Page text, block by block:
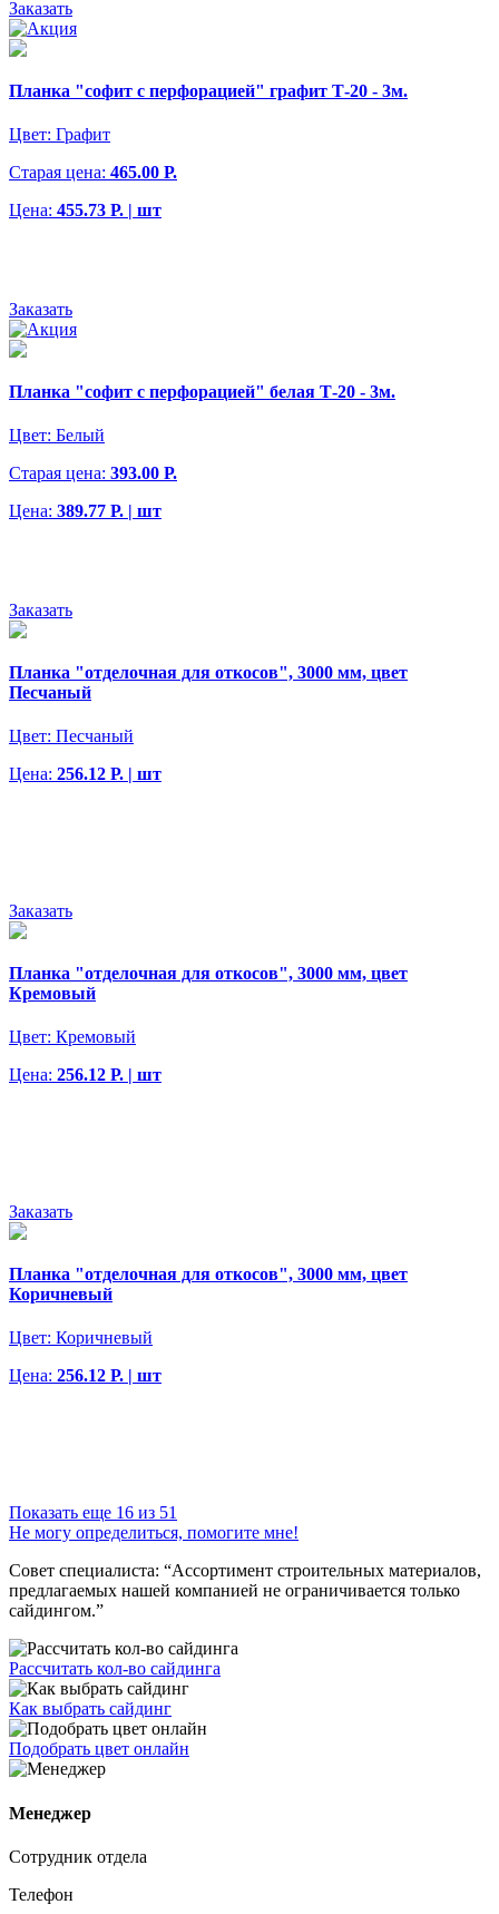
Заказать
Планка "софит с перфорацией" графит Т-20 - 3м.
Цвет: Графит
Старая цена: 465.00 Р.
Цена: 455.73 Р. | шт
Заказать
Планка "софит с перфорацией" белая Т-20 - 3м.
Цвет: Белый
Старая цена: 393.00 Р.
Цена: 389.77 Р. | шт
Заказать
Планка "отделочная для откосов", 3000 мм, цвет
Песчаный
Цвет: Песчаный
Цена: 256.12 Р. | шт
Заказать
Планка "отделочная для откосов", 3000 мм, цвет
Кремовый
Цвет: Кремовый
Цена: 256.12 Р. | шт
Заказать
Планка "отделочная для откосов", 3000 мм, цвет
Коричневый
Цвет: Коричневый
Цена: 256.12 Р. | шт
Показать еще 16 из 51
Не могу определиться, помогите мне!
Совет специалиста: “Ассортимент строительных материалов,
предлагаемых нашей компанией не ограничивается только
сайдингом.”
Рассчитать кол-во сайдинга
Как выбрать сайдинг
Подобрать цвет онлайн
Менеджер
Сотрудник отдела
Телефон